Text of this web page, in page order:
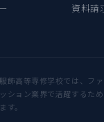
資料請
飾高等専修学校では、フ
ション業界で活躍するた
す。